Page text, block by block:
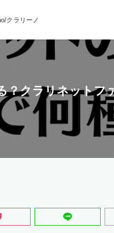
クラリーノ
？クラリネットフ